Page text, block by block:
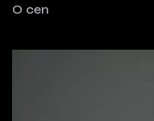
O cen